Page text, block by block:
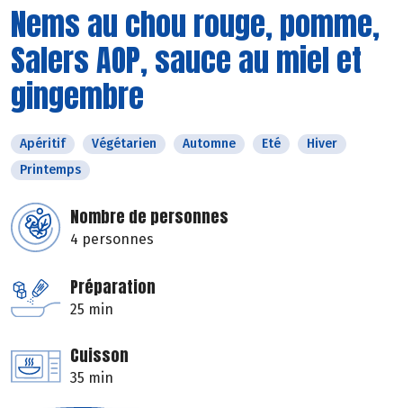
Nems au chou rouge, pomme,
Salers AOP, sauce au miel et
gingembre
Apéritif Végétarien Automne Eté
Hiver
Printemps
Nombre de personnes
4 personnes
Préparation
25 min
Cuisson
35 min